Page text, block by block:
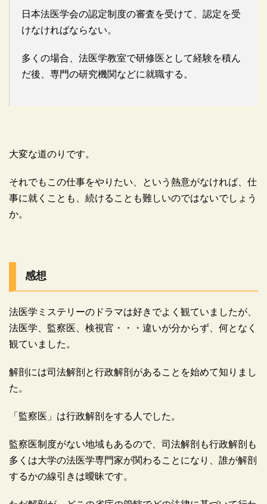
日本法医学会の認定制度の審査を受けて、認定を受
けなければならない。
多くの場合、法医学教室で研修医として経験を積ん
だ後、専門の研究機関などに就職する。
大変な道のりです。
それでもこの仕事をやりたい、という熱意がなければ、仕
事に就くことも、続けることも難しいのではないでしょう
か。
感想
法医学ミステリーのドラマは好きでよく観ていましたが、
法医学、監察医、検視官・・・違いが分からず、何となく
観ていました。
解剖には司法解剖と行政解剖があることを始めて知りまし
た。
「監察医」は行政解剖をする人でした。
監察医制度がない地域もあるので、司法解剖も行政解剖も
多くは大学の法医学専門家が関わることになり、誰が解剖
するかの線引きは曖昧です。